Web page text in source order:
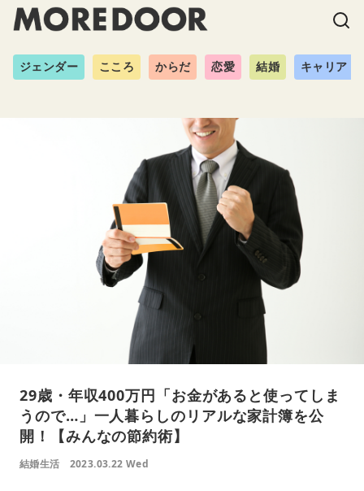
ジェンダー こころ からだ 恋愛 結婚 キャリア
29歳・年収400万円「お金があると使ってしま
うので…」一人暮らしのリアルな家計簿を公
開！【みんなの節約術】
結婚生活 2023.03.22 Wed